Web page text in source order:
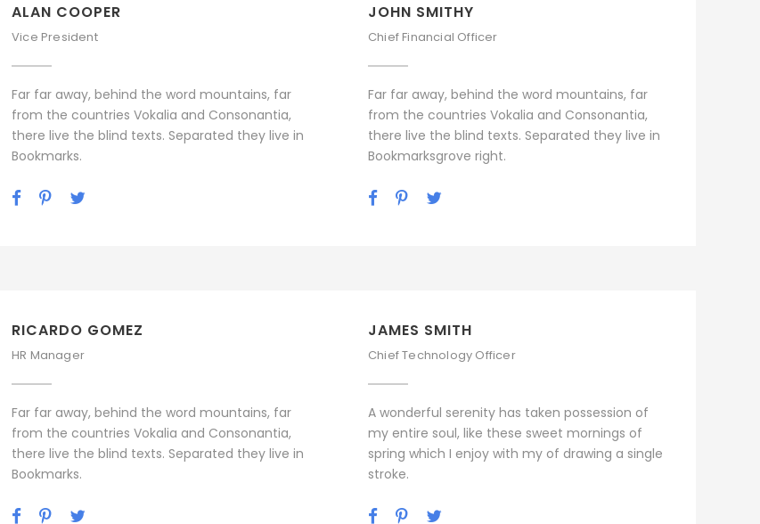
ALAN COOPER
Vice President
Far far away, behind the word mountains, far
from the countries Vokalia and Consonantia,
there live the blind texts. Separated they live in
Bookmarks.
JOHN SMITHY
Chief Financial Officer
Far far away, behind the word mountains, far
from the countries Vokalia and Consonantia,
there live the blind texts. Separated they live in
Bookmarksgrove right.
RICARDO GOMEZ
HR Manager
Far far away, behind the word mountains, far
from the countries Vokalia and Consonantia,
there live the blind texts. Separated they live in
Bookmarks.
JAMES SMITH
Chief Technology Officer
A wonderful serenity has taken possession of
my entire soul, like these sweet mornings of
spring which I enjoy with my of drawing a single
stroke.